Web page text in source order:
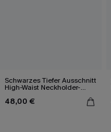
Schwarzes Tiefer Ausschnitt
High-Waist Neckholder-
Bikini-Set
48,00 €